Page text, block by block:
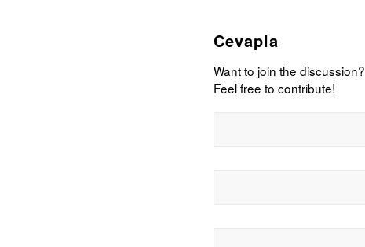
Cevapla
Want to join the discussion?
Feel free to contribute!